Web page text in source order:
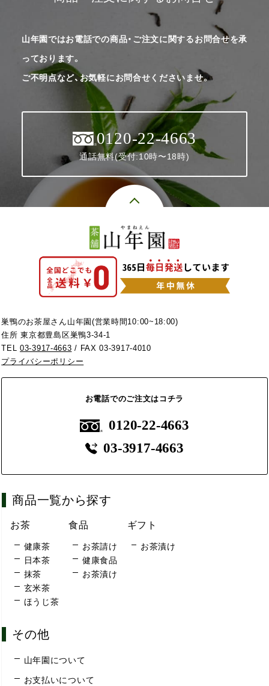
山年園ではお電話での商品・ご注文に関するお問合せを承
っております。
ご不明点など、お気軽にお問合せくださいませ。
0120-22-4663
通話無料(受付:10時〜18時)
巣鴨のお茶屋さん山年園(営業時間10:00~18:00)
住所 東京都豊島区巣鴨3-34-1
TEL03-3917-4663 / FAX 03-3917-4010
プライバシーポリシー
お電話でのご注文はコチラ
0120-22-4663
03-3917-4663
商品一覧から探す
お茶
健康茶
日本茶
抹茶
玄米茶
ほうじ茶
食品
お茶請け
健康食品
お茶漬け
ギフト
お茶漬け
その他
山年園について
お支払いについて